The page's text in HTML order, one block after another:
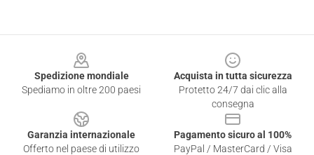
Spedizione mondiale
Spediamo in oltre 200 paesi
Acquista in tutta sicurezza
Protetto 24/7 dai clic alla
consegna
Garanzia internazionale
Offerto nel paese di utilizzo
Pagamento sicuro al 100%
PayPal / MasterCard / Visa